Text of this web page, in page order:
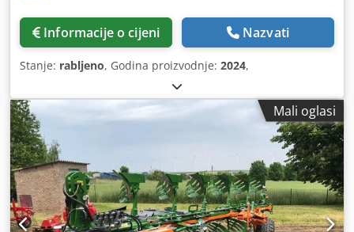
Informacije o cijeni Nazvati
Stanje: rabljeno, Godina proizvodnje: 2024,
Mali oglasi